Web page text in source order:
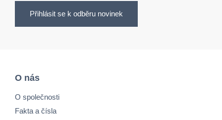
Přihlásit se k odběru novinek
O nás
O společnosti
Fakta a čísla